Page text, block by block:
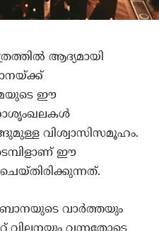
ആദ്യമായി
ഈ
വിശ്വാസിസമൂഹം.
ഈ
വാര്‍ത്തയും